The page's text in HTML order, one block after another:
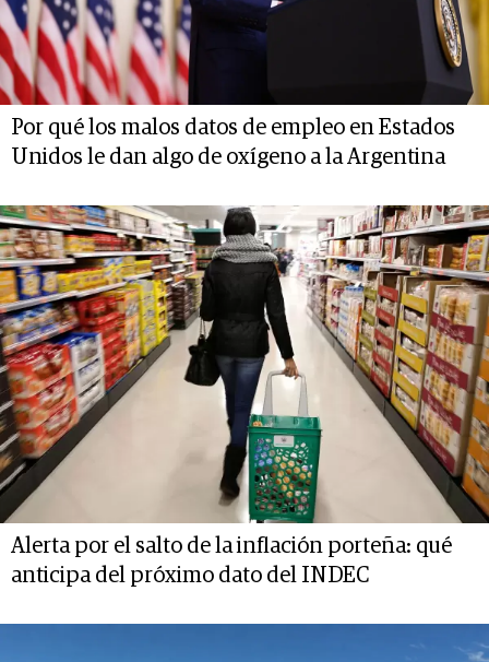
Por qué los malos datos de empleo en Estados
Unidos le dan algo de oxígeno a la Argentina
Alerta por el salto de la inflación porteña: qué
anticipa del próximo dato del INDEC